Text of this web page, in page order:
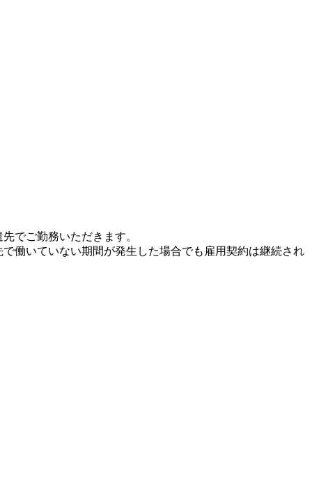
でご勤務いただきます。
働いていない期間が発生した場合でも雇用契約は継続され